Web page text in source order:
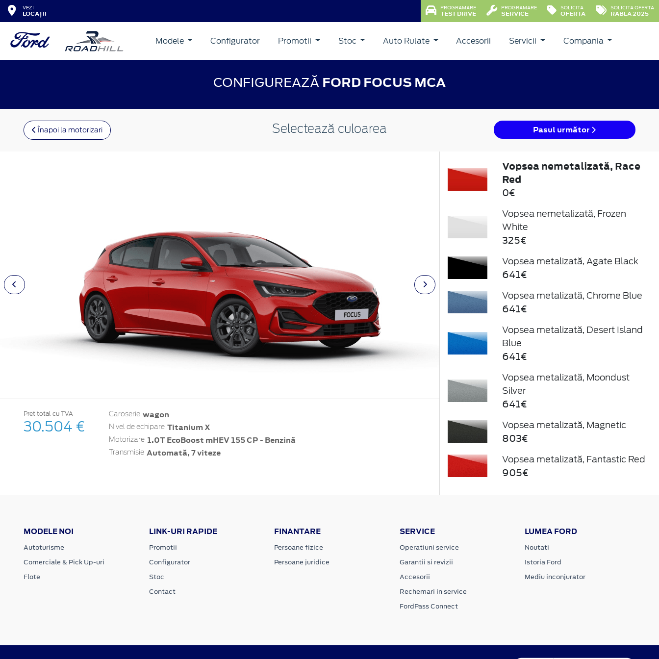
VEZI
LOCAȚII
PROGRAMARE
TEST DRIVE
PROGRAMARE
SERVICE
SOLICITA
OFERTA
SOLICITA OFERTA
RABLA 2025
Modele Configurator Promotii Stoc Auto Rulate Accesorii Servicii Compania
CONFIGUREAZĂ FORD FOCUS MCA
Înapoi la motorizari Selectează culoarea Pasul următor
Pret total cu TVA
30.504 €
Caroserie wagon
Nivel de echipare Titanium X
Motorizare 1.0T EcoBoost mHEV 155 CP - Benzină
Transmisie Automată, 7 viteze
Vopsea nemetalizată, Race
Red
0€
Vopsea nemetalizată, Frozen
White
325€
Vopsea metalizată, Agate Black
641€
Vopsea metalizată, Chrome Blue
641€
Vopsea metalizată, Desert Island
Blue
641€
Vopsea metalizată, Moondust
Silver
641€
Vopsea metalizată, Magnetic
803€
Vopsea metalizată, Fantastic Red
905€
MODELE NOI
Autoturisme
Comerciale & Pick Up-uri
Flote
LINK-URI RAPIDE
Promotii
Configurator
Stoc
Contact
FINANTARE
Persoane fizice
Persoane juridice
SERVICE
Operatiuni service
Garantii si revizii
Accesorii
Rechemari in service
FordPass Connect
LUMEA FORD
Noutati
Istoria Ford
Mediu inconjurator